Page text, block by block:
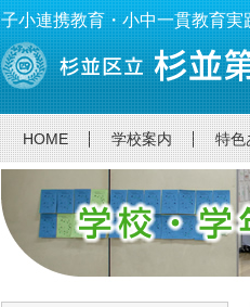
子小連携教育・小中一貫教育
HOME 学校案内 特色